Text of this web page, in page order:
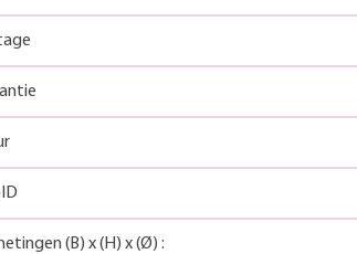
(B) x(H) x(Ø) :